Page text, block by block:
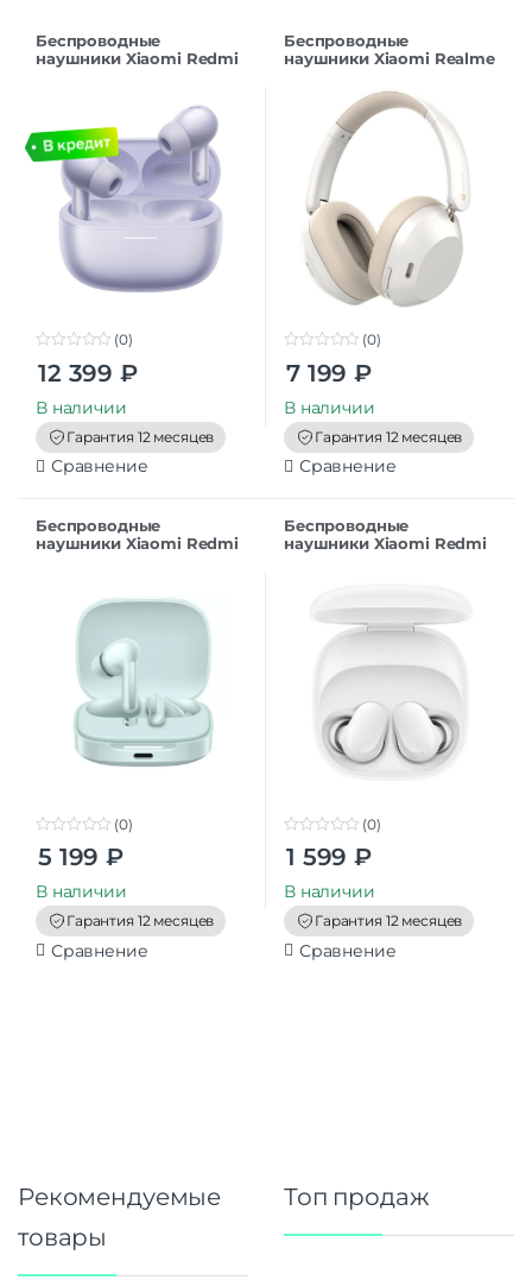
Беспроводные
наушники Xiaomi Redmi
t
o
f
5
(0)
12 399 ₽
В наличии
Гарантия 12 месяцев
Сравнение
Беспроводные
наушники Xiaomi Realme
o
t
o
f
5
(0)
7 199 ₽
В наличии
Гарантия 12 месяцев
Сравнение
Беспроводные
наушники Xiaomi Redmi
o
t
o
f
5
(0)
5 199 ₽
В наличии
Гарантия 12 месяцев
Сравнение
Беспроводные
наушники Xiaomi Redmi
t
o
f
5
(0)
1 599 ₽
В наличии
Гарантия 12 месяцев
Сравнение
Рекомендуемые
товары
Топ продаж